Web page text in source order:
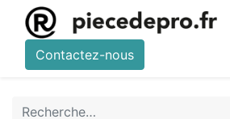
Contactez-nous